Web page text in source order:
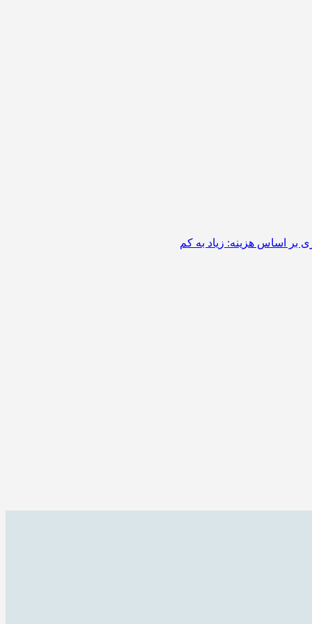
بر اساس هزینه: زیاد به کم